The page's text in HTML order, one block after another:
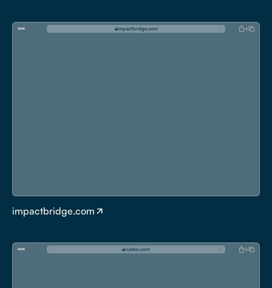
impactbridge.com
impactbridge.com
cubbo.com